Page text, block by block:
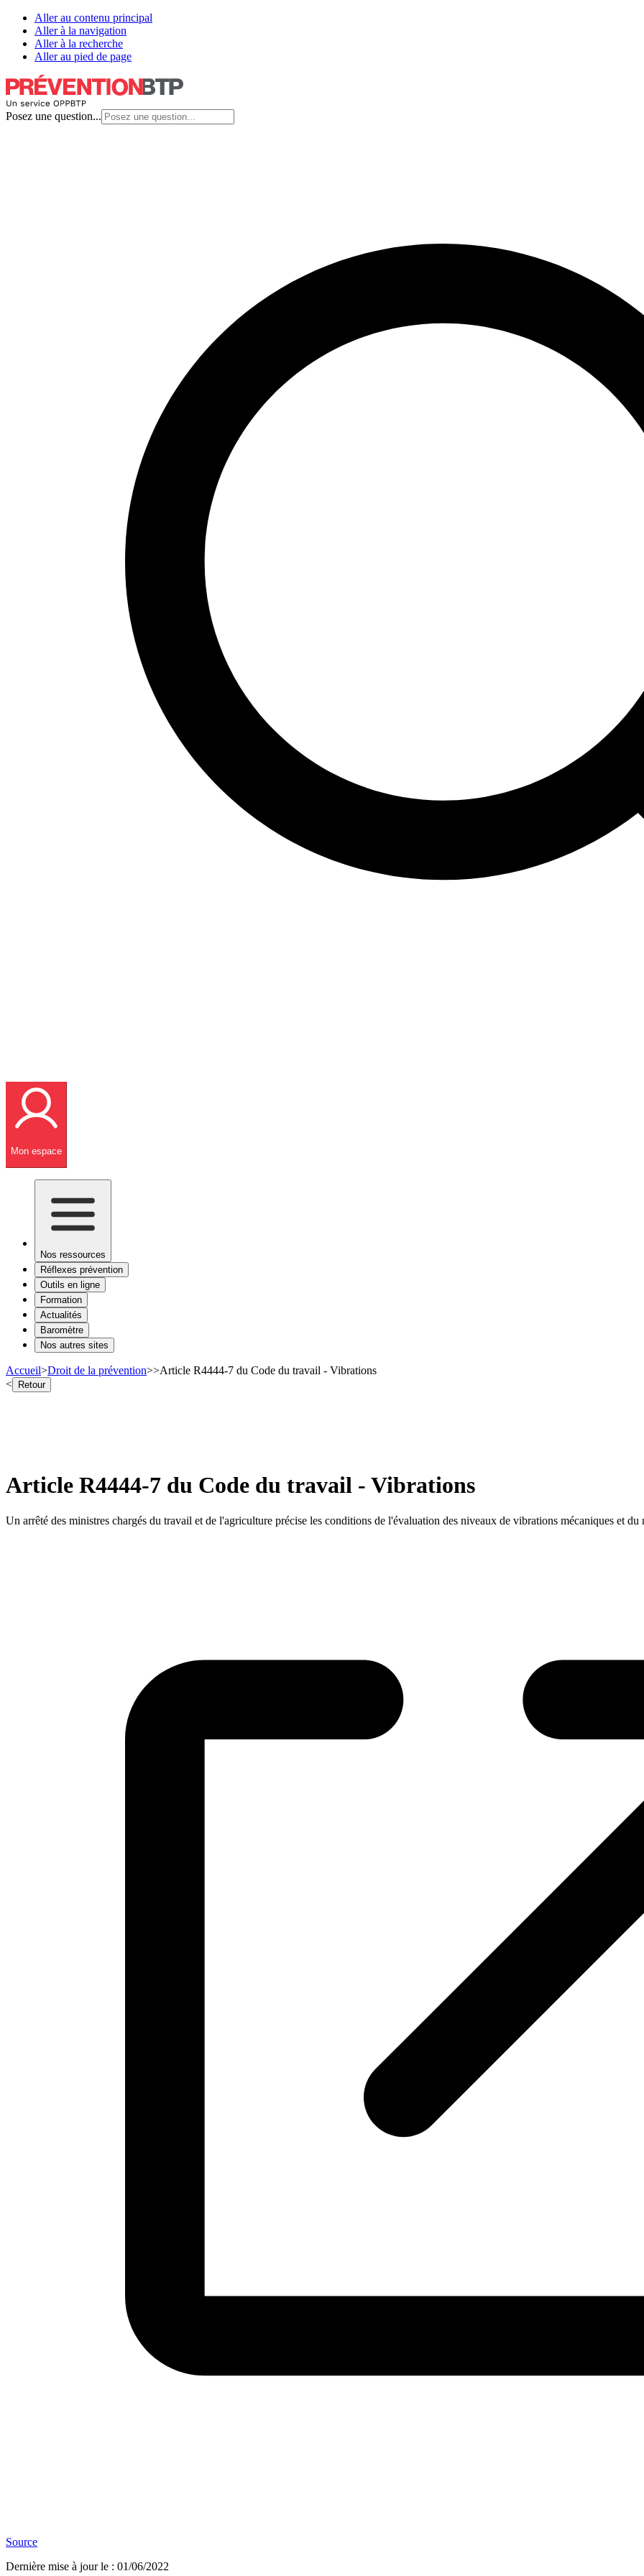
Aller au contenu principal
Aller à la navigation
Aller à la recherche
Aller au pied de page
Posez une question...
Mon espace
Nos ressources
Réflexes prévention
Outils en ligne
Formation
Actualités
Baromètre
Nos autres sites
Accueil>Droit de la prévention>>Article R4444-7 du Code du travail - Vibrations
< Retour
Article R4444-7 du Code du travail - Vibrations
Un arrêté des ministres chargés du travail et de l'agriculture précise les conditions de l'évaluation des niveaux de vibrations mécaniques et du
Source
Dernière mise à jour le : 01/06/2022